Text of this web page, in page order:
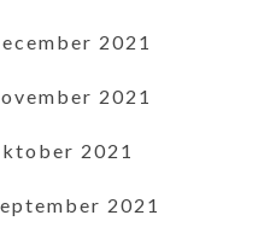
2021
2021
2021
2021